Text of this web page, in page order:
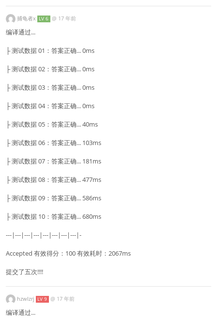
捕龟者x LV 6 @ 17 年前
编译通过...
├ 测试数据 01：答案正确... 0ms
├ 测试数据 02：答案正确... 0ms
├ 测试数据 03：答案正确... 0ms
├ 测试数据 04：答案正确... 0ms
├ 测试数据 05：答案正确... 40ms
├ 测试数据 06：答案正确... 103ms
├ 测试数据 07：答案正确... 181ms
├ 测试数据 08：答案正确... 477ms
├ 测试数据 09：答案正确... 586ms
├ 测试数据 10：答案正确... 680ms
---|---|---|---|---|---|---|---|-
Accepted 有效得分：100 有效耗时：2067ms
提交了五次!!!!
hzwlzrj LV 9 @ 17 年前
编译通过...